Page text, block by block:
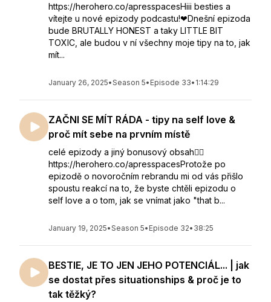
https://herohero.co/apresspacesHiii besties a
vítejte u nové epizody podcastu!❤⁣Dnešní epizoda
bude BRUTALLY HONEST a taky LITTLE BIT
TOXIC, ale budou v ní všechny moje tipy na to, jak
mít...
January 26, 2025•Season 5• Episode 33• 1:14:29
ZAČNI SE MÍT RÁDA - tipy na self love &
proč mít sebe na prvním místě
celé epizody a jiný bonusový obsah👇🏻
https://herohero.co/apresspacesProtože po
epizodě o novoročním rebrandu mi od vás přišlo
spoustu reakcí na to, že byste chtěli epizodu o
self love a o tom, jak se vnímat jako "that b...
January 19, 2025•Season 5• Episode 32• 38:25
BESTIE, JE TO JEN JEHO POTENCIÁL... | jak
se dostat přes situationships & proč je to
tak těžký?